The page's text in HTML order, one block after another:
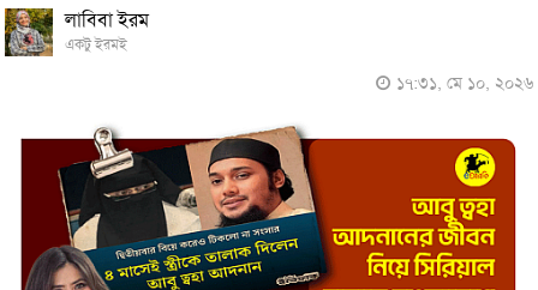
লাবিবা ইরম
একটু ইরমই
১৭:৩১, মে ১০, ২০২৬